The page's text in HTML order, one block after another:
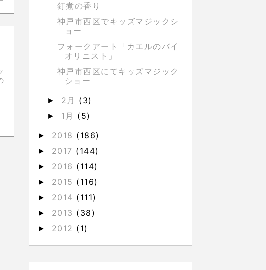
釘煮の香り
神戸市西区でキッズマジックシ
ョー
フォークアート「カエルのバイ
オリニスト」
神戸市西区にてキッズマジック
ショー
► 2月 (3)
► 1月 (5)
► 2018 (186)
► 2017 (144)
► 2016 (114)
► 2015 (116)
► 2014 (111)
► 2013 (38)
► 2012 (1)